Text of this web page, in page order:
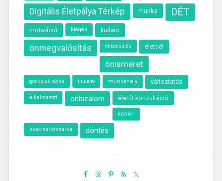
Digitális Életpálya Térkép munka DÉT
motiváció kiégés kudarc
önmegvalósítás önbecsülés életcél
önismeret
gondolati séma intuíció munkahely változtatás
alkalmazott önbizalom életút konzultáció
karrier
szakmai énmárka döntés